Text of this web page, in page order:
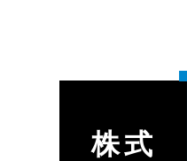
株式